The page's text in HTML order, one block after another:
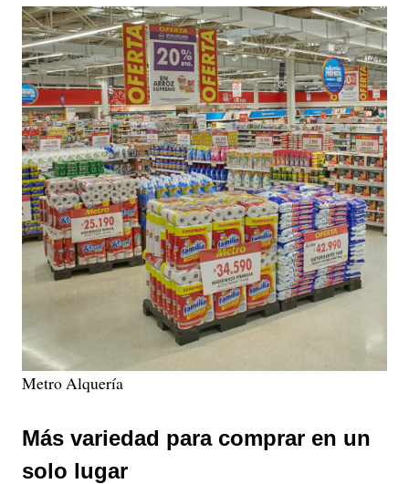
Metro Alquería
Más variedad para comprar en un
solo lugar